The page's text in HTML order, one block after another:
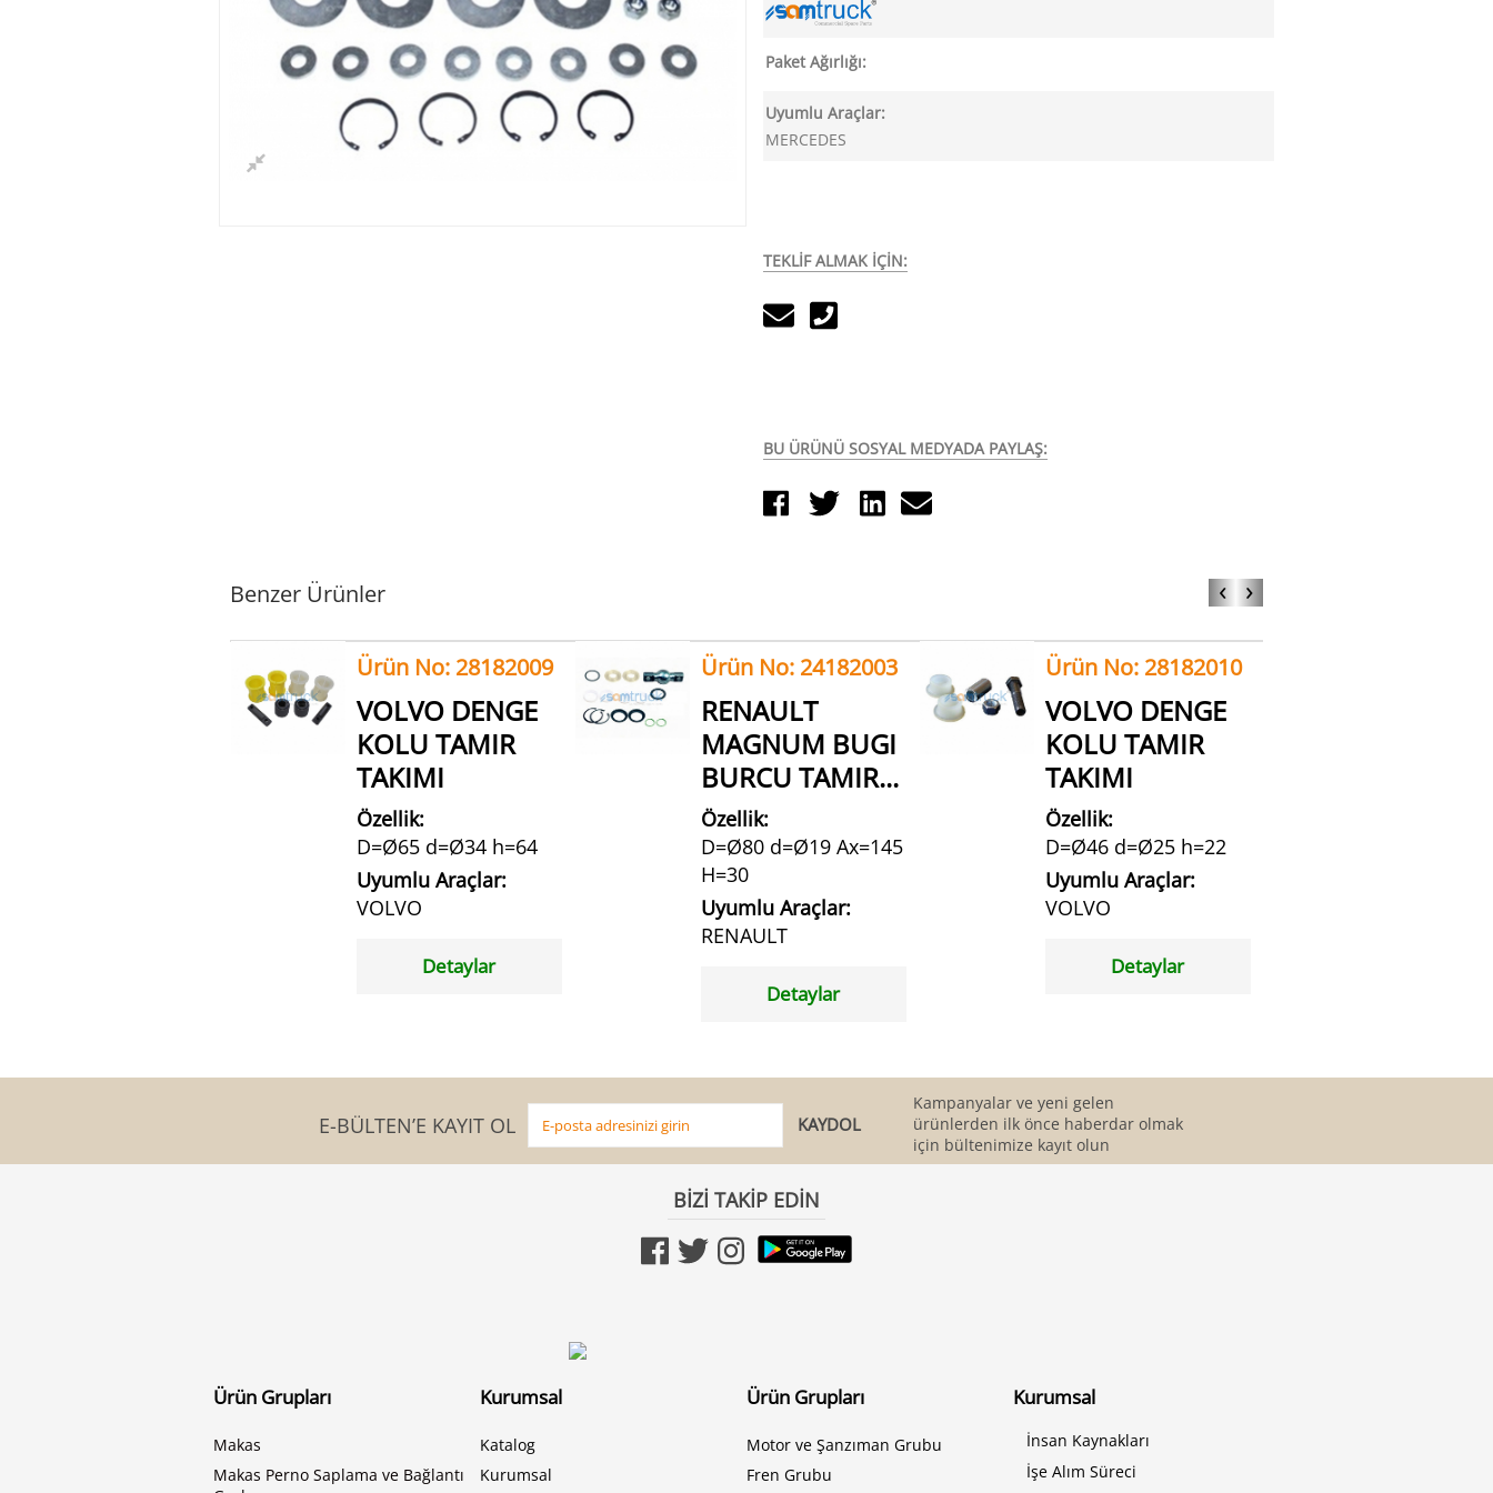
Paket Ağırlığı:
Uyumlu Araçlar:
MERCEDES
TEKLİF ALMAK İÇİN:
BU ÜRÜNÜ SOSYAL MEDYADA PAYLAŞ:
Benzer Ürünler ‹ ›
Ürün No: 28182009
VOLVO DENGE
KOLU TAMIR
TAKIMI
Özellik:
D=Ø65 d=Ø34 h=64
Uyumlu Araçlar:
VOLVO
Detaylar
Ürün No: 24182003
RENAULT
MAGNUM BUGI
BURCU TAMIR...
Özellik:
D=Ø80 d=Ø19 Ax=145
H=30
Uyumlu Araçlar:
RENAULT
Detaylar
Ürün No: 28182010
VOLVO DENGE
KOLU TAMIR
TAKIMI
Özellik:
D=Ø46 d=Ø25 h=22
Uyumlu Araçlar:
VOLVO
Detaylar
E-BÜLTEN’E KAYIT OL
Kampanyalar ve yeni gelen
ürünlerden ilk önce haberdar olmak
için bültenimize kayıt olun
BİZİ TAKİP EDİN
Ürün Grupları
Makas
Makas Perno Saplama ve Bağlantı
Kurumsal
Katalog
Kurumsal
Ürün Grupları
Motor ve Şanzıman Grubu
Fren Grubu
Kurumsal
İnsan Kaynakları
İşe Alım Süreci